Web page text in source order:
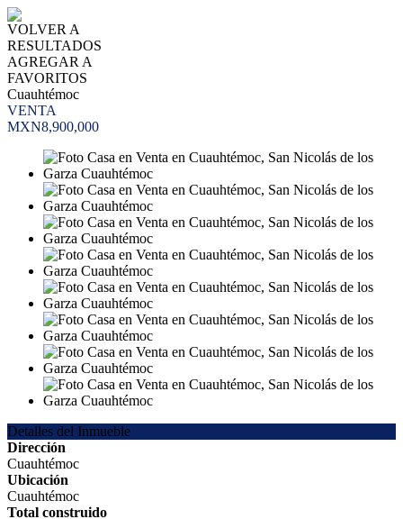
VOLVER A
RESULTADOS
AGREGAR A
FAVORITOS
Cuauhtémoc
VENTA
MXN8,900,000
Detalles del Inmueble
Dirección
Cuauhtémoc
Ubicación
Cuauhtémoc
Total construido